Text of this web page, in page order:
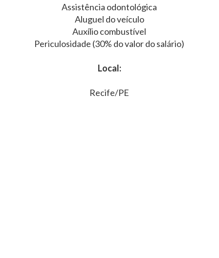
Assistência odontológica
Aluguel do veículo
Auxílio combustível
Periculosidade (30% do valor do salário)
Local:
Recife/PE